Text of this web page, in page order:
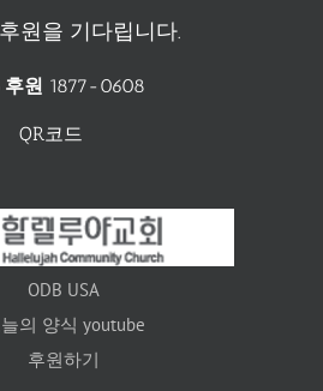
원을 기다립니다.
후원 1877-0608
QR코드